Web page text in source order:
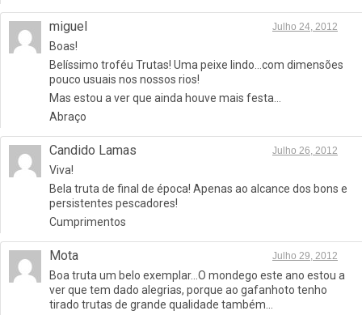
miguel Julho 24, 2012
Boas!
Belíssimo troféu Trutas! Uma peixe lindo…com dimensões
pouco usuais nos nossos rios!
Mas estou a ver que ainda houve mais festa…
Abraço
Candido Lamas Julho 26, 2012
Viva!
Bela truta de final de época! Apenas ao alcance dos bons e
persistentes pescadores!
Cumprimentos
Mota Julho 29, 2012
Boa truta um belo exemplar…O mondego este ano estou a
ver que tem dado alegrias, porque ao gafanhoto tenho
tirado trutas de grande qualidade também…